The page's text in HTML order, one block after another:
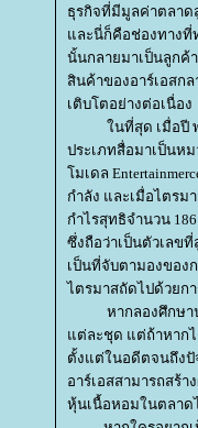
ธุรกิจที่มีมูลค่าตลาด
ละนี่ก็คือช่องทางที่
นั้นกลายมาเป็นลูกค้
สินค้าของอาร์เอสก
เติบโตอย่างต่อเนื่อง
นที่สุด เมื่อปี พ.ศ.
ประเภทสื่อมาเป็นห
มเดล
กำลัง และเมื่อไตรม
กำไรสุทธิจำนวน
ซึ่งถือว่าเป็นตัวเลข
เป็นที่จับตามองของ
ไตรมาสถัดไปด้วยกา
หากลองศึกษาประ
ต่ละชุด แต่ถ้าหากได้
ตั้งแต่ในอดีตจนถึงปั
อาร์เอสสามารถสร้
หุ้นเนื้อหอมในตลาด